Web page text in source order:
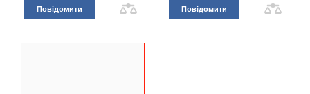
Повідомити Повідомити